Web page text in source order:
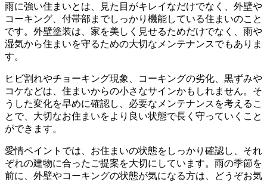
雨に強い住まいとは、見た目がキレイなだけでなく、外壁や
コーキング、付帯部までしっかり機能している住まいのこと
です。外壁塗装は、家を美しく見せるためだけでなく、雨や
湿気から住まいを守るための大切なメンテナンスでもありま
す。
ヒビ割れやチョーキング現象、コーキングの劣化、黒ずみや
コケなどは、住まいからの小さなサインかもしれません。そ
うした変化を早めに確認し、必要なメンテナンスを考えるこ
とで、大切なお住まいをより良い状態で長く守っていくこと
ができます。
愛情ペイントでは、お住まいの状態をしっかり確認し、それ
ぞれの建物に合ったご提案を大切にしています。雨の季節を
前に、外壁やコーキングの状態が気になる方は、どうぞお気